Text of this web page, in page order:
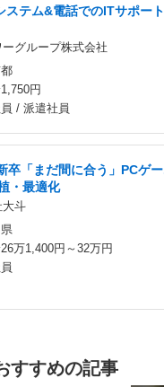
ステム&電話でのITサポー
ーグループ株式会社
円
/ 派遣社員
卒「まだ間に合う」PCゲ
・最適化
大斗
26万1,400円～32万円
すすめの記事